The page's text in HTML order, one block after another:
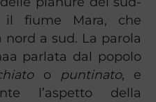
fiume Mara, che
nord a sud. La parola
parlata dal popolo
o puntinato, e
l’aspetto della